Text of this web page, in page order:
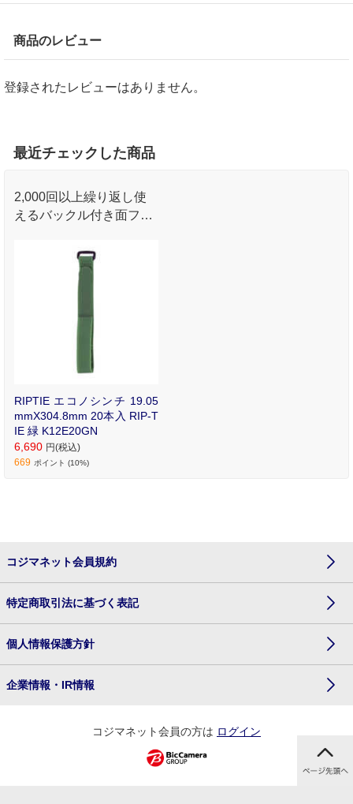
商品のレビュー
登録されたレビューはありません。
最近チェックした商品
2,000回以上繰り返し使
えるバックル付き面ファ
ばるケーブル類や荷物を
スマートに管理。
RIPTIE エコノシンチ 19.05
mmX304.8mm 20本入 RIP-T
IE 緑 K12E20GN
6,690 円(税込)
669 ポイント (10%)
コジマネット会員規約
特定商取引法に基づく表記
個人情報保護方針
企業情報・IR情報
コジマネット会員の方は ログイン